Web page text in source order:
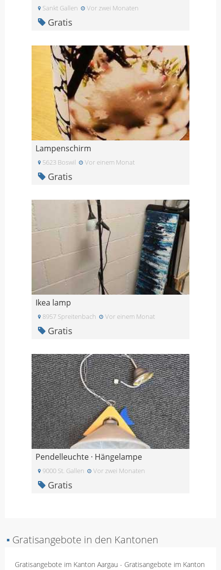
Sankt Gallen Vor zwei Monaten
Gratis
Lampenschirm
5623 Boswil Vor einem Monat
Gratis
Ikea lamp
8957 Spreitenbach Vor einem Monat
Gratis
Pendelleuchte · Hängelampe
9000 St. Gallen Vor zwei Monaten
Gratis
▪ Gratisangebote in den Kantonen
Gratisangebote im Kanton Aargau - Gratisangebote im Kanton